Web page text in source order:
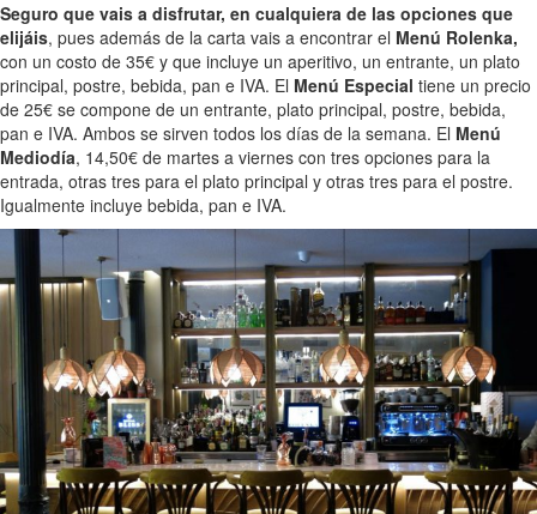
Seguro que vais a disfrutar, en cualquiera de las opciones que
elijáis, pues además de la carta vais a encontrar el Menú Rolenka,
con un costo de 35€ y que incluye un aperitivo, un entrante, un plato
principal, postre, bebida, pan e IVA. El Menú Especial tiene un precio
de 25€ se compone de un entrante, plato principal, postre, bebida,
pan e IVA. Ambos se sirven todos los días de la semana. El Menú
Mediodía, 14,50€ de martes a viernes con tres opciones para la
entrada, otras tres para el plato principal y otras tres para el postre.
Igualmente incluye bebida, pan e IVA.